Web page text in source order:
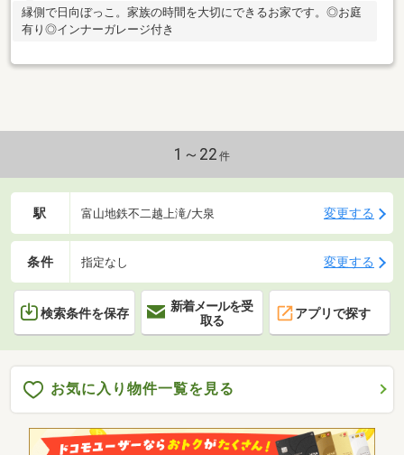
縁側で日向ぼっこ。家族の時間を大切にできるお家です。◎お庭
有り◎インナーガレージ付き
1～22 件
駅 富山地鉄不二越上滝/大泉 変更する
条件 指定なし 変更する
検索条件を保存
新着メールを受
取る
アプリで探す
お気に入り物件一覧を見る